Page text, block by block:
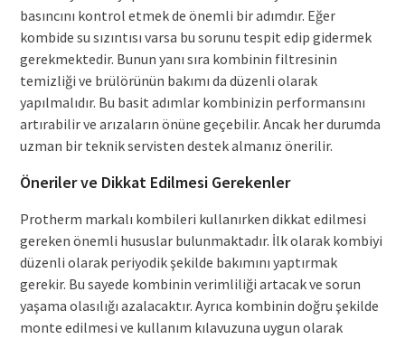
basıncını kontrol etmek de önemli bir adımdır. Eğer
kombide su sızıntısı varsa bu sorunu tespit edip gidermek
gerekmektedir. Bunun yanı sıra kombinin filtresinin
temizliği ve brülörünün bakımı da düzenli olarak
yapılmalıdır. Bu basit adımlar kombinizin performansını
artırabilir ve arızaların önüne geçebilir. Ancak her durumda
uzman bir teknik servisten destek almanız önerilir.
Öneriler ve Dikkat Edilmesi Gerekenler
Protherm markalı kombileri kullanırken dikkat edilmesi
gereken önemli hususlar bulunmaktadır. İlk olarak kombiyi
düzenli olarak periyodik şekilde bakımını yaptırmak
gerekir. Bu sayede kombinin verimliliği artacak ve sorun
yaşama olasılığı azalacaktır. Ayrıca kombinin doğru şekilde
monte edilmesi ve kullanım kılavuzuna uygun olarak